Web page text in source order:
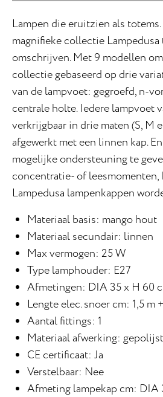
Lampen die eruitzien als
magnifieke collectie
omschrijven. Met 9 modellen
collectie gebaseerd op drie
van de lampvoet: gegroefd, n-
centrale holte. Iedere lampvoet
verkrijgbaar in drie maten (S, M
afgewerkt met een linnen kap.
mogelijke ondersteuning te
concentratie- of leesmomenten,
Lampedusa lampenkappen
Materiaal basis: mango hout
Materiaal secundair: linnen
Max vermogen: 25 W
Type lamphouder: E27
Afmetingen: DIA 35 x H 60
Lengte elec. snoer cm: 1,5 m
Aantal fittings: 1
Materiaal afwerking: gepolijst
CE certificaat: Ja
Verstelbaar: Nee
Afmeting lampekap cm: DIA